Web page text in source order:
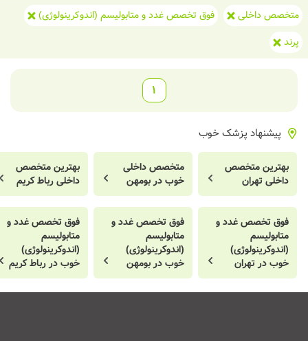
متخصص داخلی
فوق تخصص غدد و متابولیسم (اندوکرینولوژی)
پرند
1
پیشنهاد پزشک خوب
بهترین متخصص
داخلی تهران
متخصص داخلی
خوب در بومهن
بهترین متخصص
داخلی رباط کریم
فوق تخصص غدد و
متابولیسم
(اندوکرینولوژی)
خوب در تهران
فوق تخصص غدد و
متابولیسم
(اندوکرینولوژی)
خوب در بومهن
فوق تخصص غدد و
متابولیسم
(اندوکرینولوژی)
خوب در رباط کریم